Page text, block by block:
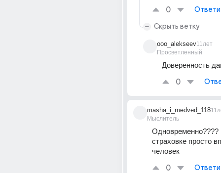
0
Скрыть ветку
ooo_alekseev
Просветленный
11лет
Доверенность
0
masha_i_medved_118
Мыслитель
Одновременно????
страховке просто
человек
0